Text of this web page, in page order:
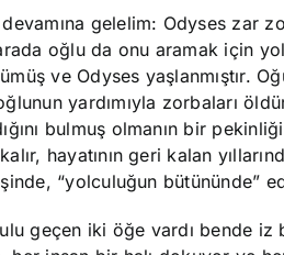
gelelim: Odyses zar
oğlu da onu aramak için
ve Odyses yaşlanmıştır.
yardımıyla zorbaları
bulmuş olmanın bir
hayatının geri kalan
“yolculuğun bütününde”
geçen iki öğe vardı bende iz